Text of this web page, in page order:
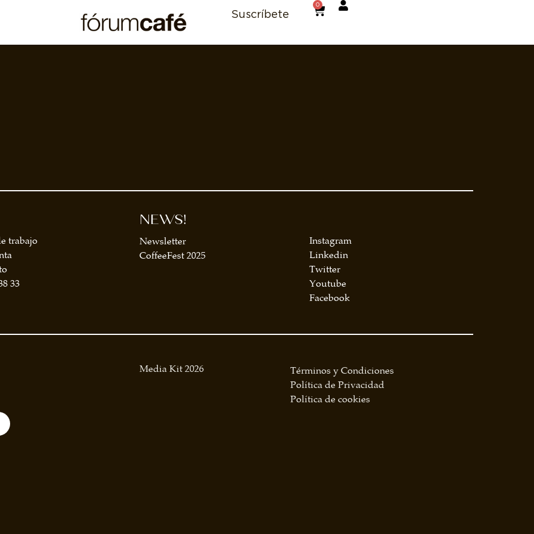
Suscríbete
0
trabajo
33
NEWS!
Newsletter
CoffeeFest 2025
Instagram
Linkedin
Twitter
Youtube
Facebook
Media Kit 2026
Términos y Condiciones
Política de Privacidad
Política de cookies